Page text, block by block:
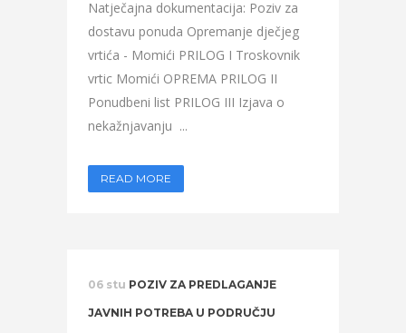
Natječajna dokumentacija: Poziv za
dostavu ponuda Opremanje dječjeg
vrtića - Momići PRILOG I Troskovnik
vrtic Momići OPREMA PRILOG II
Ponudbeni list PRILOG III Izjava o
nekažnjavanju ...
READ MORE
06 stu POZIV ZA PREDLAGANJE
JAVNIH POTREBA U PODRUČJU